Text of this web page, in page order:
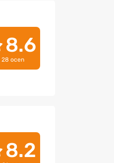
8.6
28 ocen
8.2